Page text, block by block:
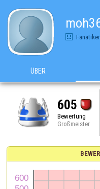
Fanatiker
ÜBER
605
Bewertung
Großmeister